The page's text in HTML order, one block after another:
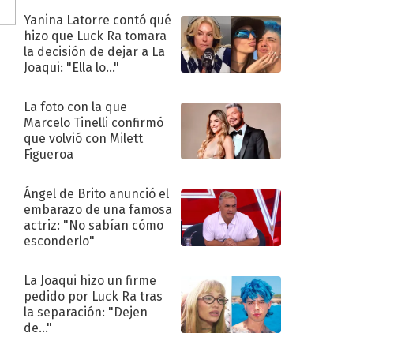
Yanina Latorre contó qué
hizo que Luck Ra tomara
la decisión de dejar a La
Joaqui: "Ella lo..."
La foto con la que
Marcelo Tinelli confirmó
que volvió con Milett
Figueroa
Ángel de Brito anunció el
embarazo de una famosa
actriz: "No sabían cómo
esconderlo"
La Joaqui hizo un firme
pedido por Luck Ra tras
la separación: "Dejen
de..."